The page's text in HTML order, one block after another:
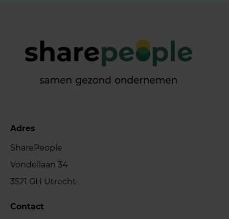
Adres
SharePeople
Vondellaan 34
3521 GH Utrecht
Contact